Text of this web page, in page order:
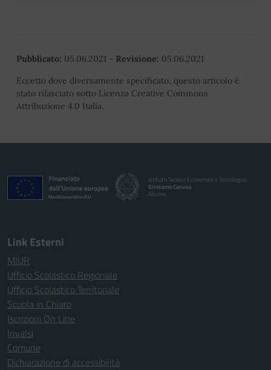
Pubblicato: 05.06.2021 - Revisione: 05.06.2021
Eccetto dove diversamente specificato, questo articolo è
stato rilasciato sotto Licenza Creative Commons
Attribuzione 4.0 Italia.
Istituto Tecnico Economico e Tecnologico
Girolamo Caruso
Alcamo
Link Esterni
MIUR
Ufficio Scolastico Regionale
Ufficio Scolastico Territoriale
Scuola in Chiaro
Iscrizioni On Line
Invalsi
Comune
Dichiarazione di accessibilità